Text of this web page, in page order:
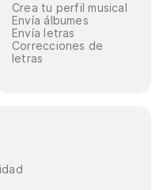
Crea tu perfil musical
Envía álbumes
Envía letras
Correcciones de
letras